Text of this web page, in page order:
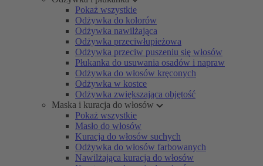
Pokaż wszystkie
Odżywka do kolorów
Odżywka nawilżająca
Odżywka przeciwłupieżowa
Odżywka przeciw puszeniu się włosów
Płukanka do usuwania osadów i napraw
Odżywka do włosów kręconych
Odżywka w kostce
Odżywka zwiększająca objętość
Maska i kuracja do włosów
Pokaż wszystkie
Masło do włosów
Kuracja do włosów suchych
Odżywka do włosów farbowanych
Nawilżająca kuracja do włosów